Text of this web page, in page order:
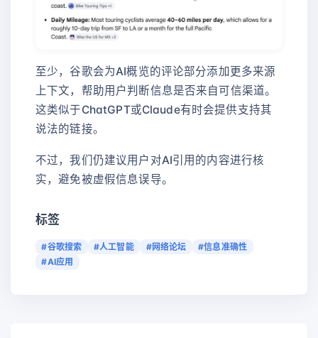
至少，谷歌会为AI概览的评论部分添加更多来源
上下文，帮助用户判断信息是否来自可信渠道。
这类似于ChatGPT或Claude有时会提供支持其
说法的链接。
不过，我们仍建议用户对AI引用的内容进行核
实，避免被虚假信息误导。
标签
#谷歌搜索 #人工智能 #网络论坛
#信息准确性
#AI应用